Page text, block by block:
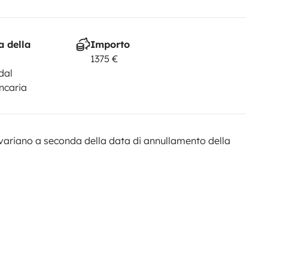
della
Importo
1375 €
a seconda della data di annullamento della